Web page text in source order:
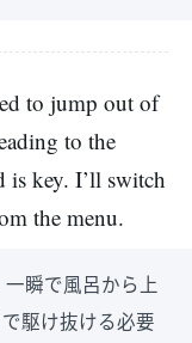
to jump out of
to the
is key. I’ll switch
the menu.
瞬で風呂から上
駆け抜ける必要